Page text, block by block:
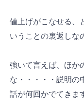
値上げがこなせる、
いうことの裏返しな
強いて言えば、ほか
な・・・・・説明の
話が何回かでてきま